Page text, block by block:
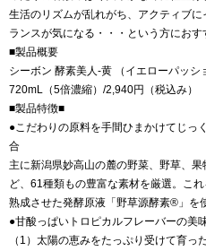
生活のリズムが乱れがち、アクティブ
ランスが気になる・・・という方におす
■製品概要
シーボン 酵素美人-黄 （イエローパッシ
720mL（5倍濃縮）/2,940円（税込み）
■製品特徴■
●こだわりの原料を手間ひまかけてじっ
合
主に新潟県妙高山の麓の野菜、野草、
ど、61種類もの豊富な素材を厳選。こ
熟成させた発酵原液「野草源酵素®」を
●甘酸っぱいトロピカルフレーバーの美
（1）太陽の恵みをたっぷり受けて育